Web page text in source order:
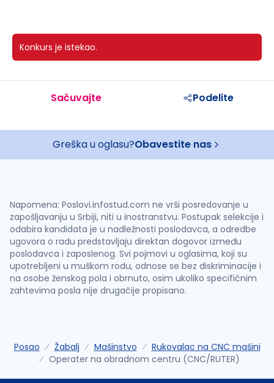
Konkurs je istekao.
Sačuvajte Podelite
Greška u oglasu?Obavestite nas
Napomena: Poslovi.infostud.com ne vrši posredovanje u
zapošljavanju u Srbiji, niti u inostranstvu. Postupak selekcije i
odabira kandidata je u nadležnosti poslodavca, a odredbe
ugovora o radu predstavljaju direktan dogovor između
poslodavca i zaposlenog. Svi pojmovi u oglasima, koji su
upotrebljeni u muškom rodu, odnose se bez diskriminacije i
na osobe ženskog pola i obrnuto, osim ukoliko specifičnim
zahtevima posla nije drugačije propisano.
Posao Žabalj Mašinstvo
Rukovalac na CNC mašini
Operater na obradnom centru (CNC/RUTER)